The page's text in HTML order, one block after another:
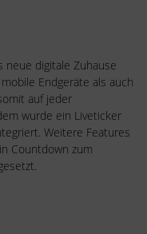
neue digitale Zuhause
Endgeräte als auch
auf jeder
wurde ein Liveticker
Weitere Features
Countdown zum